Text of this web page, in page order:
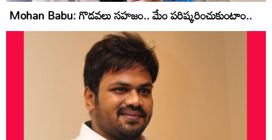
Mohan Babu: గొడవలు సహజం.. మేం పరిష్కరించుకుంటాం..